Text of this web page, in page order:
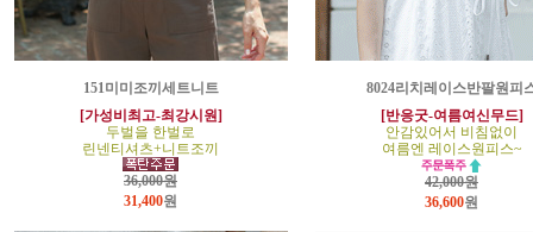
151미미조끼세트니트
[가성비최고-최강시원]
두벌을 한벌로
린넨티셔츠+니트조끼
36,000원
31,400원
8024리치레이스반팔원피
[반응굿-여름여신무드]
안감있어서 비침없이
여름엔 레이스원피스~
42,000원
36,600원